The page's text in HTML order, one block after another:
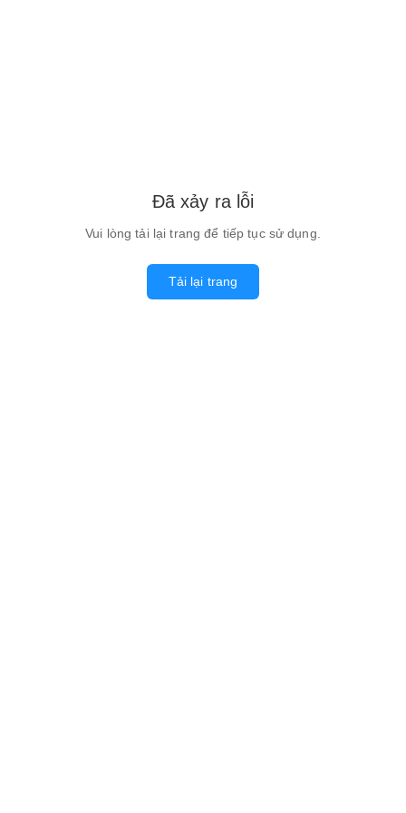
Đã xảy ra lỗi
Vui lòng tải lại trang để tiếp tục sử dụng.
Tải lại trang